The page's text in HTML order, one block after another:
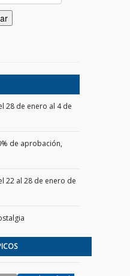
28 de enero al 4 de
de aprobación,
22 al 28 de enero de